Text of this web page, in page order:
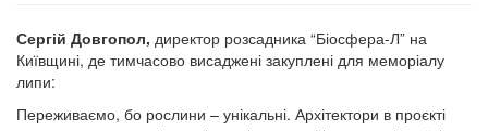
Сергій Довгопол, директор розсадника “Біосфера-Л” на
Київщині, де тимчасово висаджені закуплені для меморіалу
липи:
Переживаємо, бо рослини – унікальні. Архітектори в проєкті